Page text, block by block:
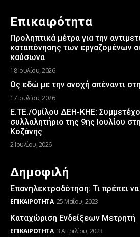
Επικαιρότητα
Προληπτικά μέτρα για την
καταπόνησης των εργαζομένων
καύσωνα
18 Ιουλίου, 2026
Ως εδώ με την ανοχή απέναντι
17 Ιουλίου, 2026
Ε.ΤΕ./Ομίλου ΔΕΗ-ΚΗΕ:
συλλαλητήριο της 9ης Ιουλίου
Κοζάνης
2 Ιουλίου, 2026
Δημοφιλή
Επανηλεκτροδότηση: Τι πρέπει
ΕΠΙΚΑΙΡΌΤΗΤΑ 25 Μαΐου, 2023
Καταχώριση Ενδείξεων Μετρητή
ΕΠΙΚΑΙΡΌΤΗΤΑ 3 Απριλίου, 2023